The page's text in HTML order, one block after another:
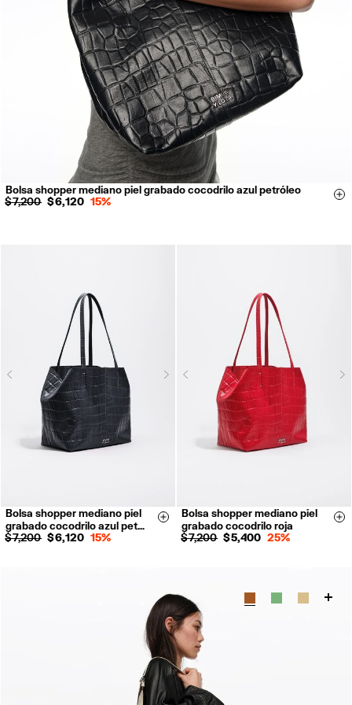
Bolsa shopper mediano piel grabado cocodrilo azul petróleo
$ 7,200 $ 6,120 15%
Previous Next
Bolsa shopper mediano piel
grabado cocodrilo azul pet…
$ 7,200 $ 6,120 15%
Size & Add
Previous
Bolsa shopper mediano piel
grabado cocodrilo roja
$ 7,200 $ 5,400 25%